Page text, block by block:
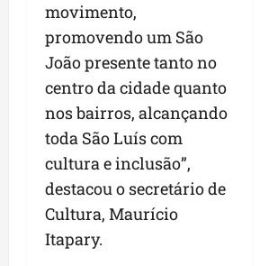
movimento,
promovendo um São
João presente tanto no
centro da cidade quanto
nos bairros, alcançando
toda São Luís com
cultura e inclusão”,
destacou o secretário de
Cultura, Maurício
Itapary.